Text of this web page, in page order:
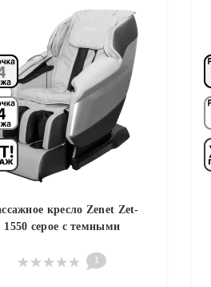
кресло Zenet Zet-
1550 серое с темными
1